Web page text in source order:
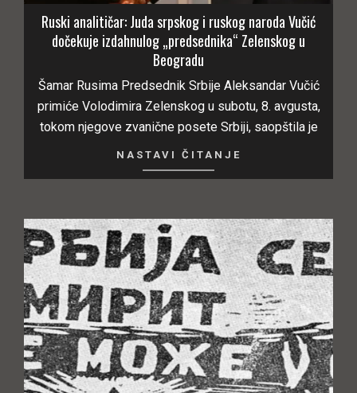
Ruski analitičar: Juda srpskog i ruskog naroda Vučić
dočekuje izdahnulog „predsednika“ Zelenskog u
Beogradu
Šamar Rusima Predsednik Srbije Aleksandar Vučić
primiće Volodimira Zelenskog u subotu, 8. avgusta,
tokom njegove zvanične posete Srbiji, saopštila je
NASTAVI ČITANJE